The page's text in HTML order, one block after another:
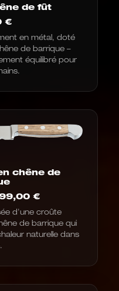
de fût
€
en métal, doté
de barrique –
équilibré pour
chêne de
€Fourchette
prix
:
de
d'une croûte
de barrique qui
naturelle dans